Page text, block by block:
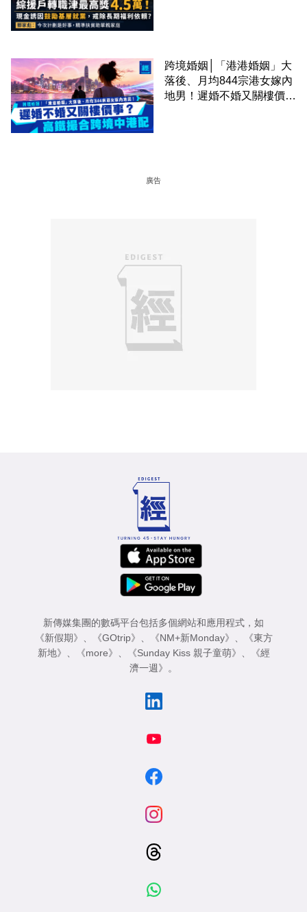
跨境婚姻│「港港婚姻」大
落後、月均844宗港女嫁內
地男！遲婚不婚又關樓價
廣告
新傳媒集團的數碼平台包括多個網站和應用程式，如
《新假期》
《GOtrip》 《NM+新Monday》
《東方
新地》
《more》 《Sunday Kiss 親子童萌》
《經
濟一週》
。